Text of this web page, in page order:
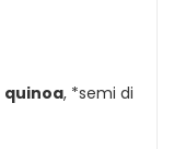
quinoa, *semi di